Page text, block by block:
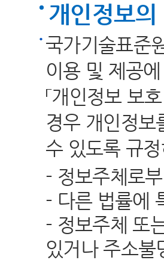
개인정보
국가기술표준
이용 및 제공
「개인정보 보
경우 개인정
수 있도록 규
- 정보주체로
- 다른 법률에
- 정보주체 또
있거나 주소불